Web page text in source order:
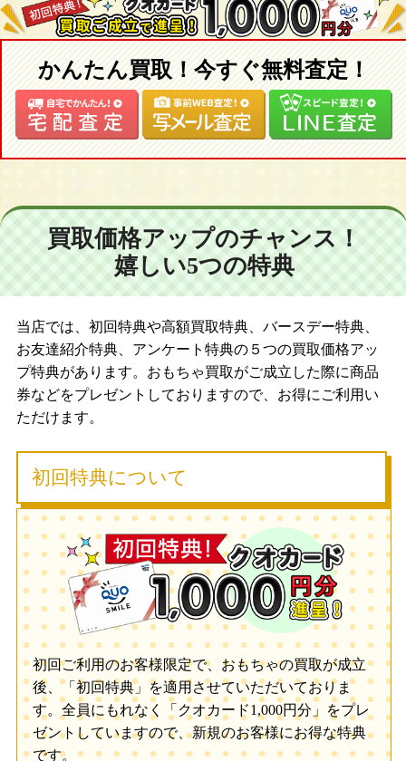
かんたん買取！今すぐ無料査定！
買取価格アップのチャンス！
嬉しい5つの特典
当店では、初回特典や高額買取特典、バースデー特典、
お友達紹介特典、アンケート特典の５つの買取価格アッ
プ特典があります。おもちゃ買取がご成立した際に商品
券などをプレゼントしておりますので、お得にご利用い
ただけます。
初回特典について
初回ご利用のお客様限定で、おもちゃの買取が成立
後、「初回特典」を適用させていただいておりま
す。全員にもれなく「クオカード1,000円分」をプレ
ゼントしていますので、新規のお客様にお得な特典
です。